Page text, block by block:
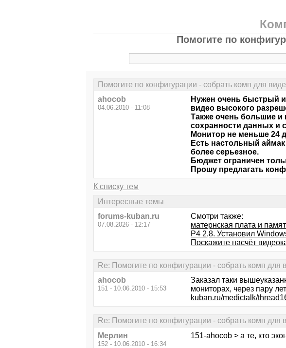
Помогите по
Помогите по конфигурации - собрать комп для
ahocob
04.06.2010 - 11:08
Нужен очень быстрый
видео высокого
Также очень большие и
сохранности данных и
Монитор не меньше 24
Есть настольный
более серьезное.
Бюджет ограничен
Прошу предлагать
К списку тем
Интересные темы
forums-kuban.ru
07.08.2026 - 12:17
Смотри также:
матернская плата и
P4 2,8. Установил
Поскажите насчёт
Re: Помогите по конфигурации - собрать комп для
ahocob
151 - 10.06.2010 - 15:53
Заказал таки
мониторах, через пару
kuban.ru/medictalk/
Re: Помогите по конфигурации - собрать комп для
Мерлин
152 - 10.06.2010 - 16:34
151-ahocob > а те, кто